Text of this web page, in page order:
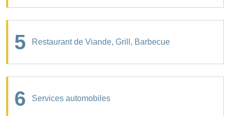
5 Restaurant de Viande, Grill, Barbecue
6 Services automobiles